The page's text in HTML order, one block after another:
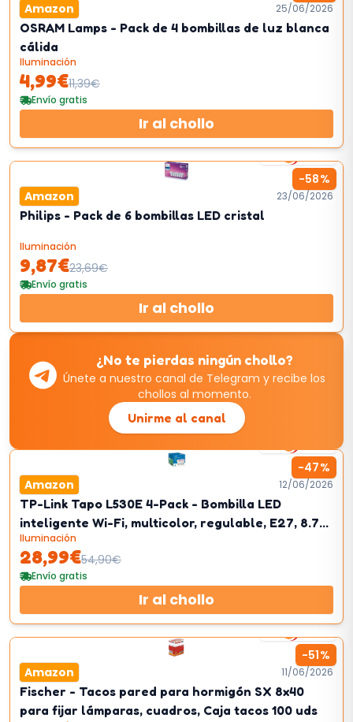
Amazon 25/06/2026
OSRAM Lamps - Pack de 4 bombillas de luz blanca
cálida
Iluminación
4,99€11,39€
Envío gratis
Ir al chollo
-58%
3km/h
Amazon 23/06/2026
Philips - Pack de 6 bombillas LED cristal
Iluminación
9,87€23,69€
Envío gratis
Ir al chollo
¿No te pierdas ningún chollo?
Únete a nuestro canal de Telegram y recibe los
chollos al momento.
Unirme al canal
-47%
Amazon 12/06/2026
TP-Link Tapo L530E 4-Pack - Bombilla LED
inteligente Wi-Fi, multicolor, regulable, E27, 8.7
W 806 lm, compatible con Alexa y Google Home
Iluminación
28,99€54,90€
Envío gratis
Ir al chollo
-51%
3km/h
Amazon 11/06/2026
Fischer - Tacos pared para hormigón SX 8x40
para fijar lámparas, cuadros, Caja tacos 100 uds